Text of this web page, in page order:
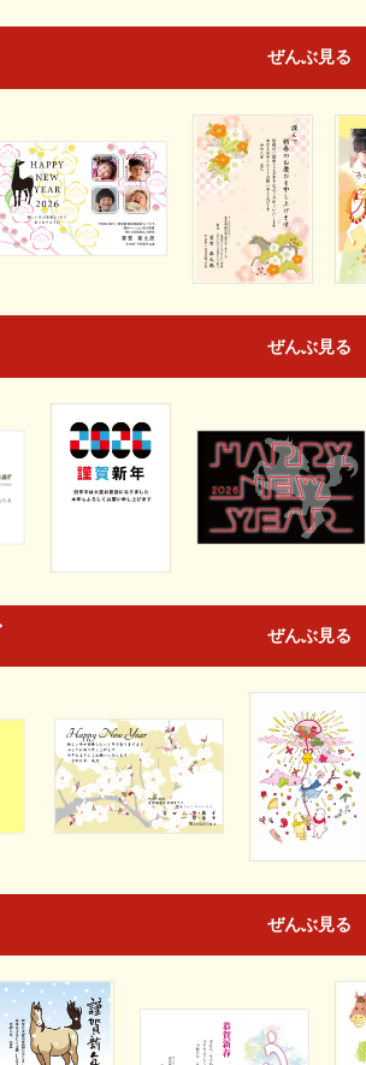
ぜんぶ見る
ぜんぶ見る
ぜんぶ見る
ぜんぶ見る